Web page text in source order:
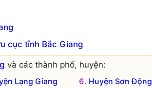
cục tỉnh Bắc Giang
và các thành phố, huyện:
Lạng Giang
Huyện Sơn Động